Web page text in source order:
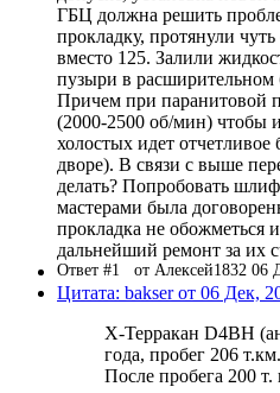
ГБЦ должна решить
прокладку, протянули
вместо 125. Залили
пузыри в расширительном
Причем при паранитовой
(2000-2500 об/мин) чтобы
холостых идет отчетливое
дворе). В связи с выше
делать? Попробовать
мастерами была
прокладка не обожметься
дальнейший ремонт за их
Ответ #1 от Алексей1832 06
Цитата: bakser от 06 Дек,
Х-Терракан D4BH
года, пробег 206 т.км.
После пробега 200 т.